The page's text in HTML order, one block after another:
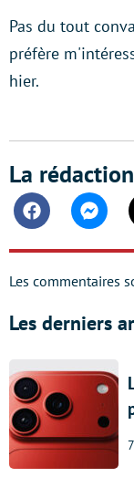
Pas du tout
préfère
hier.
La
Facebook
Les commentaires
Les derniers